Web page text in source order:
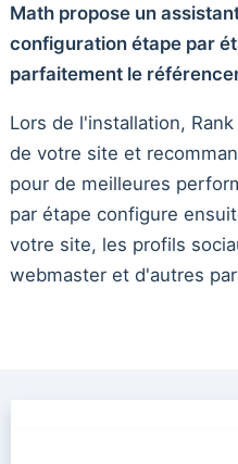
Math propose un
configuration étape par
parfaitement le
Lors de l'installation,
de votre site et
pour de meilleures
par étape configure
votre site, les profils
webmaster et d'autres